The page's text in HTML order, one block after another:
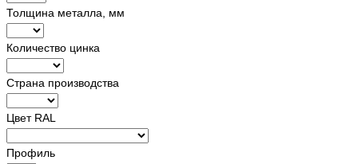
Толщина металла, мм
Количество цинка
Страна производства
Цвет RAL
Профиль